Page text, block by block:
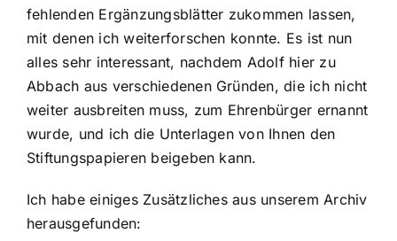
fehlenden Ergänzungsblätter zukommen lassen,
mit denen ich weiterforschen konnte. Es ist nun
alles sehr interessant, nachdem Adolf hier zu
Abbach aus verschiedenen Gründen, die ich nicht
weiter ausbreiten muss, zum Ehrenbürger ernannt
wurde, und ich die Unterlagen von Ihnen den
Stiftungspapieren beigeben kann.
Ich habe einiges Zusätzliches aus unserem Archiv
herausgefunden: